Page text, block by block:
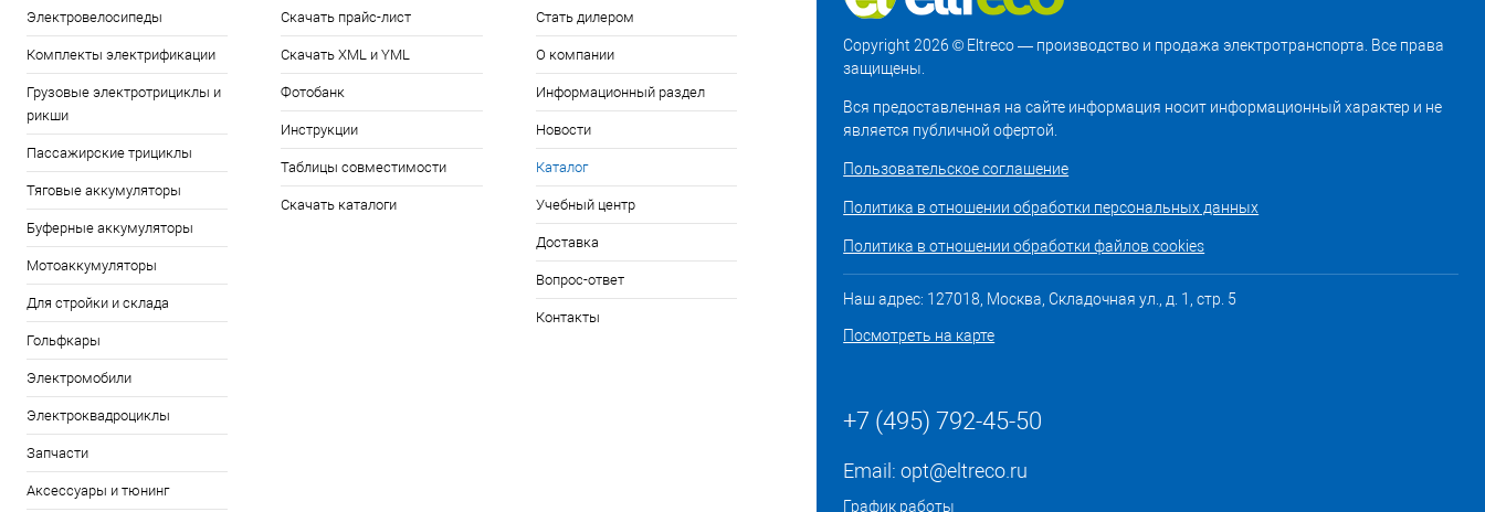
Электровелосипеды
Комплекты электрификации
Грузовые электротрициклы и
рикши
Пассажирские трициклы
Тяговые аккумуляторы
Буферные аккумуляторы
Мотоаккумуляторы
Для стройки и склада
Гольфкары
Электромобили
Электроквадроциклы
Запчасти
Аксессуары и тюнинг
Скачать прайс-лист
Скачать XML и YML
Фотобанк
Инструкции
Таблицы совместимости
Скачать каталоги
Стать дилером
О компании
Информационный раздел
Новости
Каталог
Учебный центр
Доставка
Вопрос-ответ
Контакты
Copyright 2026 © Eltreco — производство и продажа электротранспорта. Все права
защищены.
Вся предоставленная на сайте информация носит информационный характер и не
является публичной офертой.
Пользовательское соглашение
Политика в отношении обработки персональных данных
Политика в отношении обработки файлов cookies
Наш адрес: 127018, Москва, Складочная ул., д. 1, стр. 5
Посмотреть на карте
+7 (495) 792-45-50
Email:opt@eltreco.ru
График работы